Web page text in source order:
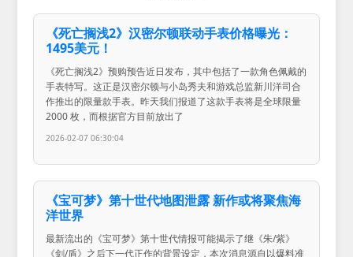
《死亡搁浅2》汉密尔顿联动手表价格曝光：
1495美元！
《死亡搁浅2》预购预告近日发布，其中包括了一款角色佩戴的
手表特写。这正是汉密尔顿与小岛秀夫和游戏总监新川洋司合
作推出的限量款手表。昨天我们报道了这款手表将是全球限量
2000 枚，而根据官方目前放出了
2026-02-07 06:30:04
《宝可梦》第十世代地图泄露 新作或将聚焦海
洋世界
最新流出的《宝可梦》第十世代情报可能揭示了继《朱/紫》
《剑/盾》之后下一代正作的背景设定，本次消息源自以爆料准